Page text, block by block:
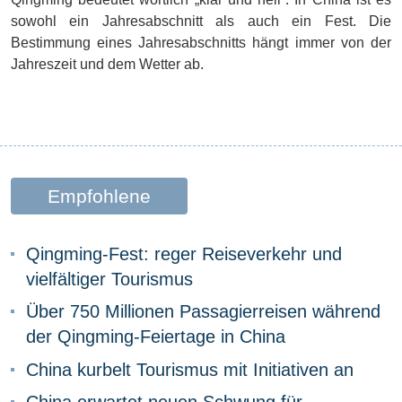
sowohl ein Jahresabschnitt als auch ein Fest. Die
Bestimmung eines Jahresabschnitts hängt immer von der
Jahreszeit und dem Wetter ab.
Empfohlene
Qingming-Fest: reger Reiseverkehr und
vielfältiger Tourismus
Über 750 Millionen Passagierreisen während
der Qingming-Feiertage in China
China kurbelt Tourismus mit Initiativen an